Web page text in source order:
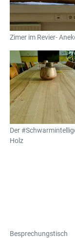
Zimer im Revier-
Der
Holz
Besprechungstisch